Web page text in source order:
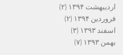
اردیبهشت ۱۳۹۴
(۲)
فروردین ۱۳۹۴
(۲)
اسفند ۱۳۹۳
(۳)
بهمن ۱۳۹۳
(۷)